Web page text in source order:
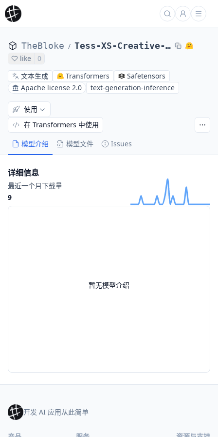
TheBloke / Tess-XS-Creative-v1.0-GPTQ
like
0
文本生成
Transformers
Safetensors
Apache license 2.0
text-generation-inference
模型介绍 模型文件 Issues
使用
在 Transformers 中使用
暂无模型介绍
详细信息
最近一个月下载量
9
开发 AI 应用从此简单